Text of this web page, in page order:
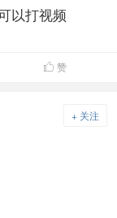
以打视频
 赞
+ 关注